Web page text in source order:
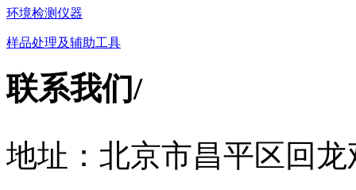
环境检测仪器
样品处理及辅助工具
联系我们/
地址：北京市昌平区回